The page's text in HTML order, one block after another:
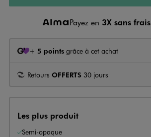
Payez en 3X sans frais
+ 5 points grâce à cet achat
Retours OFFERTS 30 jours
Les plus produit
Semi-opaque